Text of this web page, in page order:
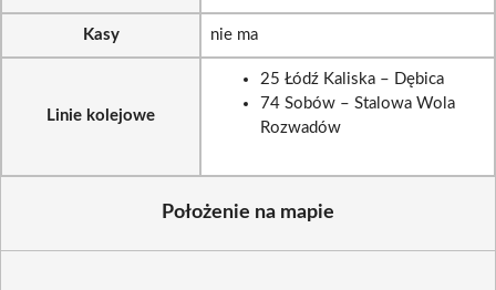
Kasy nie ma
Linie kolejowe
25 Łódź Kaliska – Dębica
74 Sobów – Stalowa Wola
Rozwadów
Położenie na mapie